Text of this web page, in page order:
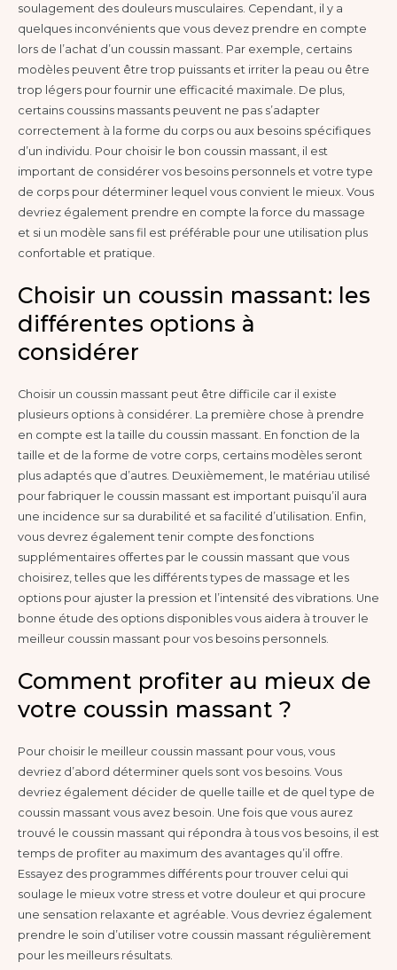
soulagement des douleurs musculaires. Cependant, il y a
quelques inconvénients que vous devez prendre en compte
lors de l’achat d’un coussin massant. Par exemple, certains
modèles peuvent être trop puissants et irriter la peau ou être
trop légers pour fournir une efficacité maximale. De plus,
certains coussins massants peuvent ne pas s’adapter
correctement à la forme du corps ou aux besoins spécifiques
d’un individu. Pour choisir le bon coussin massant, il est
important de considérer vos besoins personnels et votre type
de corps pour déterminer lequel vous convient le mieux. Vous
devriez également prendre en compte la force du massage
et si un modèle sans fil est préférable pour une utilisation plus
confortable et pratique.
Choisir un coussin massant: les
différentes options à
considérer
Choisir un coussin massant peut être difficile car il existe
plusieurs options à considérer. La première chose à prendre
en compte est la taille du coussin massant. En fonction de la
taille et de la forme de votre corps, certains modèles seront
plus adaptés que d’autres. Deuxièmement, le matériau utilisé
pour fabriquer le coussin massant est important puisqu’il aura
une incidence sur sa durabilité et sa facilité d’utilisation. Enfin,
vous devrez également tenir compte des fonctions
supplémentaires offertes par le coussin massant que vous
choisirez, telles que les différents types de massage et les
options pour ajuster la pression et l’intensité des vibrations. Une
bonne étude des options disponibles vous aidera à trouver le
meilleur coussin massant pour vos besoins personnels.
Comment profiter au mieux de
votre coussin massant ?
Pour choisir le meilleur coussin massant pour vous, vous
devriez d’abord déterminer quels sont vos besoins. Vous
devriez également décider de quelle taille et de quel type de
coussin massant vous avez besoin. Une fois que vous aurez
trouvé le coussin massant qui répondra à tous vos besoins, il est
temps de profiter au maximum des avantages qu’il offre.
Essayez des programmes différents pour trouver celui qui
soulage le mieux votre stress et votre douleur et qui procure
une sensation relaxante et agréable. Vous devriez également
prendre le soin d’utiliser votre coussin massant régulièrement
pour les meilleurs résultats.